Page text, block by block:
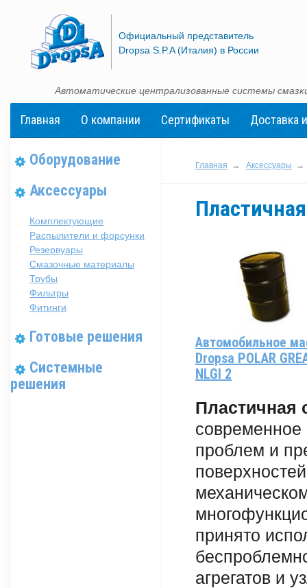
Официальный представитель
Dropsa S.P.A (Италия) в России
Автоматические централизованные системы
Главная О компании Сертификаты Доставка
Главная → Аксессуары →
Автомобильное
Dropsa POLAR
NLGI 2
Пластичная
современное
проблем и
принято
агрегатов и
Оборудование
Аксессуары
Комплектующие
Распылители и форсунки
Резервуары
Смазочные материалы
Трубы
Фильтры
Фитинги
Готовые решения
Системные
решения